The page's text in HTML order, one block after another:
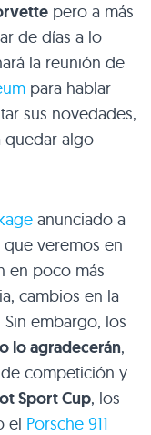
pero a más
de días a lo
la reunión de
para hablar
sus novedades,
quedar algo
anunciado a
veremos en
en poco más
cambios en la
embargo, los
lo agradecerán,
competición y
Sport Cup, los
el Porsche 911